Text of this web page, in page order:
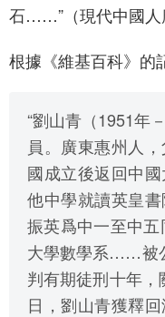
石……”（現代中國人
根據《維基百科》的
“劉山青（1951年
員。廣東惠州人
國成立後返回中國
他中學就讀英皇
振英爲中一至中
大學數學系……被
判有期徒刑十年
日，劉山青獲釋